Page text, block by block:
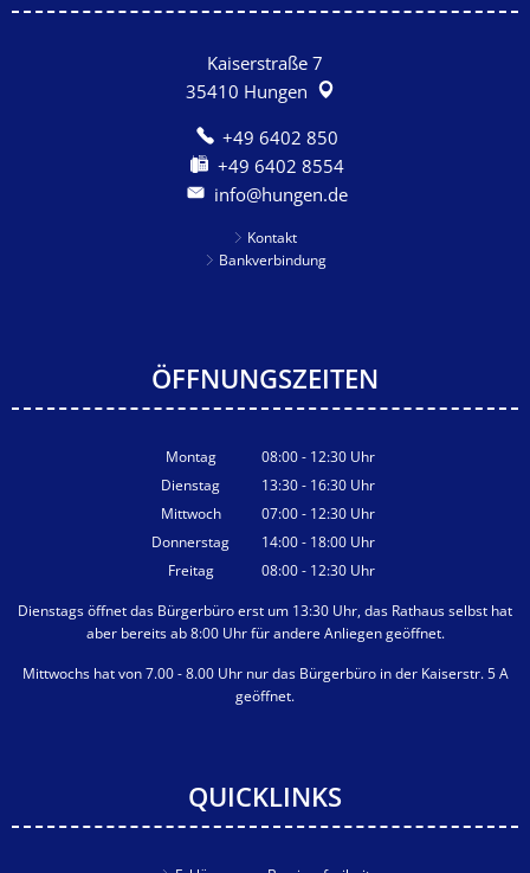
Kaiserstraße 7
35410 Hungen
+49 6402 850
+49 6402 8554
info@hungen.de
Kontakt
Bankverbindung
ÖFFNUNGSZEITEN
Montag 08:00- 12:30 Uhr
Von 08:00 bis 12:30 Uhr
Dienstag 13:30- 16:30 Uhr
Von 13:30 bis 16:30 Uhr
Mittwoch 07:00- 12:30 Uhr
Von 07:00 bis 12:30 Uhr
Donnerstag 14:00- 18:00 Uhr
Von 14:00 bis 18:00 Uhr
Freitag 08:00- 12:30 Uhr
Dienstags öffnet das Bürgerbüro erst um 13:30 Uhr, das Rathaus selbst hat
aber bereits ab 8:00 Uhr für andere Anliegen geöffnet.
Mittwochs hat von 7.00 - 8.00 Uhr nur das Bürgerbüro in der Kaiserstr. 5 A
geöffnet.
QUICKLINKS